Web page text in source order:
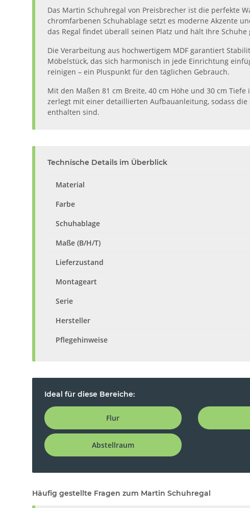
Das Martin Schuhregal von Preisbrecher ist die perfekte
chromfarbenen Schuhablage setzt es moderne Akzente
das Regal findet überall seinen Platz und hält Ihre
Die Verarbeitung aus hochwertigem MDF garantiert
Möbelstück, das sich harmonisch in jede Einrichtung
reinigen – ein Pluspunkt für den täglichen Gebrauch.
Mit den Maßen 81 cm Breite, 40 cm Höhe und 30 cm
zerlegt mit einer detaillierten Aufbauanleitung, sodass
enthalten sind.
Technische Details im Überblick
Material
Farbe
Schuhablage
Maße (B/H/T)
Lieferzustand
Montageart
Serie
Hersteller
Pflegehinweise
Ideal für diese Bereiche:
Flur
Abstellraum
Häufig gestellte Fragen zum Martin Schuhregal